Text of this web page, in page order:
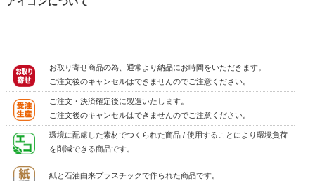
お取り寄せ商品の為、通常より納品にお時間をいただきます。
ご注文後のキャンセルはできませんのでご注意ください。
ご注文・決済確定後に製造いたします。
ご注文後のキャンセルはできませんのでご注意ください。
環境に配慮した素材でつくられた商品 / 使用することにより環境負荷
を削減できる商品です。
紙と石油由来プラスチックで作られた商品です。